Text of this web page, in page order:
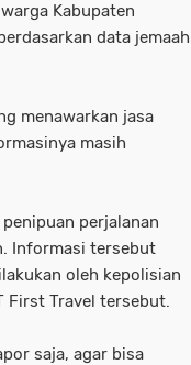
Kabupaten
data jemaah
menawarkan jasa
masih
perjalanan
Informasi tersebut
oleh kepolisian
First Travel tersebut.
saja, agar bisa